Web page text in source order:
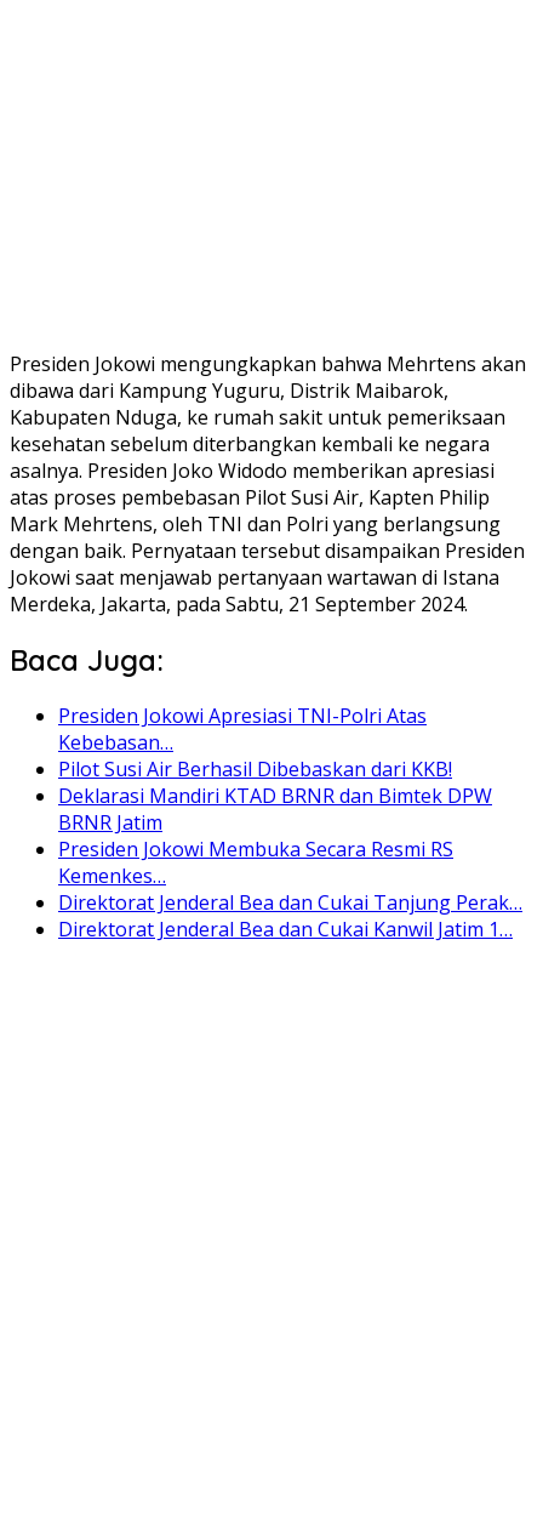
Presiden Jokowi mengungkapkan bahwa Mehrtens akan
dibawa dari Kampung Yuguru, Distrik Maibarok,
Kabupaten Nduga, ke rumah sakit untuk pemeriksaan
kesehatan sebelum diterbangkan kembali ke negara
asalnya. Presiden Joko Widodo memberikan apresiasi
atas proses pembebasan Pilot Susi Air, Kapten Philip
Mark Mehrtens, oleh TNI dan Polri yang berlangsung
dengan baik. Pernyataan tersebut disampaikan Presiden
Jokowi saat menjawab pertanyaan wartawan di Istana
Merdeka, Jakarta, pada Sabtu, 21 September 2024.
Baca Juga:
Presiden Jokowi Apresiasi TNI-Polri Atas
Kebebasan…
Pilot Susi Air Berhasil Dibebaskan dari KKB!
Deklarasi Mandiri KTAD BRNR dan Bimtek DPW
BRNR Jatim
Presiden Jokowi Membuka Secara Resmi RS
Kemenkes…
Direktorat Jenderal Bea dan Cukai Tanjung Perak…
Direktorat Jenderal Bea dan Cukai Kanwil Jatim 1…